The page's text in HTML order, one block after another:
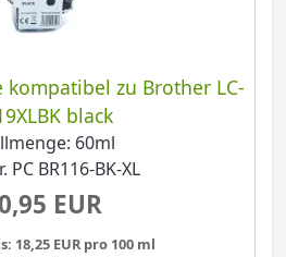
zu Brother LC-
black
60ml
PC BR116-BK-XL
EUR
18,25 EUR pro 100 ml